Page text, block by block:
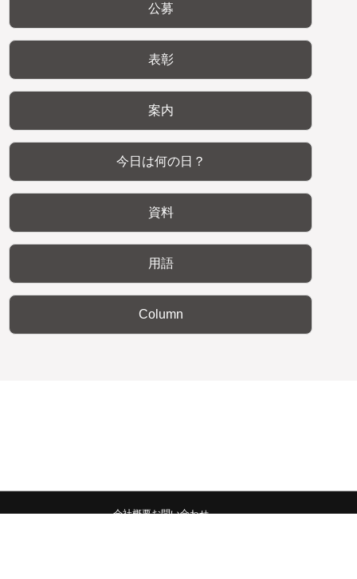
公募
表彰
案内
今日は何の日？
資料
用語
Column
会社概要お問い合わせ